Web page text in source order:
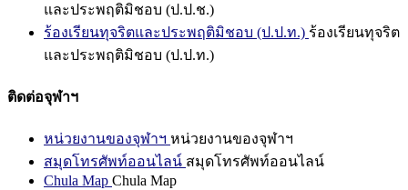
และประพฤติมิชอบ (ป.ป.ช.)
ร้องเรียนทุจริตและประพฤติมิชอบ (ป.ป.ท.) ร้องเรียนทุจริต
และประพฤติมิชอบ (ป.ป.ท.)
ติดต่อจุฬาฯ
หน่วยงานของจุฬาฯ หน่วยงานของจุฬาฯ
สมุดโทรศัพท์ออนไลน์ สมุดโทรศัพท์ออนไลน์
Chula Map Chula Map